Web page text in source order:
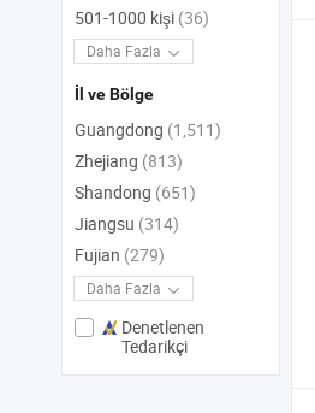
501-1000 kişi (36)
Daha Fazla
İl ve Bölge
Guangdong (1,511)
Zhejiang (813)
Shandong (651)
Jiangsu (314)
Fujian (279)
Daha Fazla
Denetlenen
Tedarikçi